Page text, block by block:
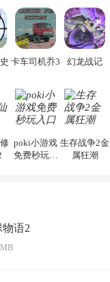
卡车司机乔3 幻龙战记
poki小游戏
免费秒玩入
生存战争2金
属狂潮
语2